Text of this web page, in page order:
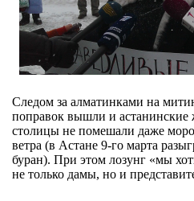
Следом за алматинками на
поправок вышли и
столицы не помешали даже
ветра (в Астане 9-го марта
буран). При этом лозунг «мы
не только дамы, но и